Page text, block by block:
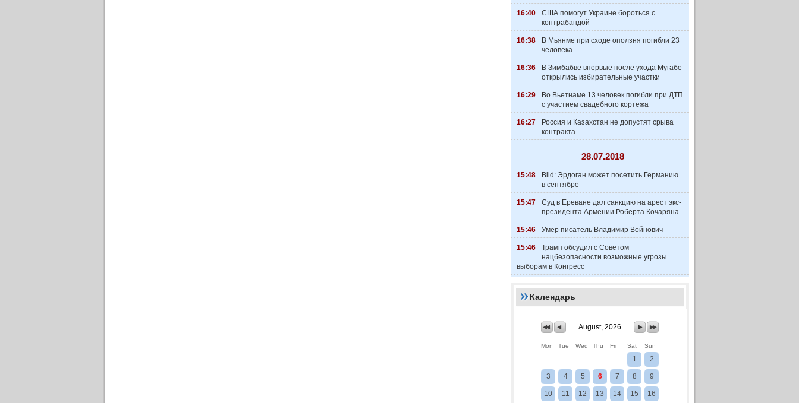
16:40
США помогут Украине бороться с
контрабандой
16:38
В Мьянме при сходе оползня погибли 23
человека
16:36
В Зимбабве впервые после ухода Мугабе
открылись избирательные участки
16:29
Во Вьетнаме 13 человек погибли при ДТП
с участием свадебного кортежа
16:27
Россия и Казахстан не допустят срыва
контракта
28.07.2018
15:48
Bild: Эрдоган может посетить Германию
в сентябре
15:47
Суд в Ереване дал санкцию на арест экс-
президента Армении Роберта Кочаряна
15:46 Умер писатель Владимир Войнович
15:46
Трамп обсудил с Советом
нацбезопасности возможные угрозы
выборам в Конгресс
Календарь
August, 2026
Mon Tue Wed Thu Fri Sat Sun
1 2
3 4 5 6 7 8 9
10 11 12 13 14 15 16